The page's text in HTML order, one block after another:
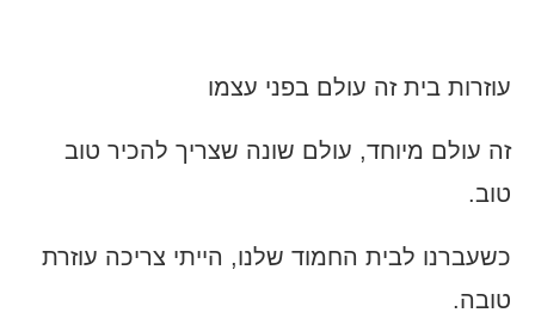
עוזרות בית זה עולם בפני עצמו
זה עולם מיוחד, עולם שונה שצריך להכיר טוב
טוב.
כשעברנו לבית החמוד שלנו, הייתי צריכה עוזרת
טובה.